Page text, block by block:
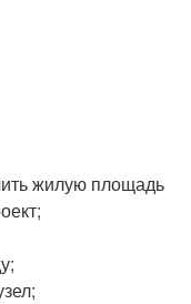
жилую площадь